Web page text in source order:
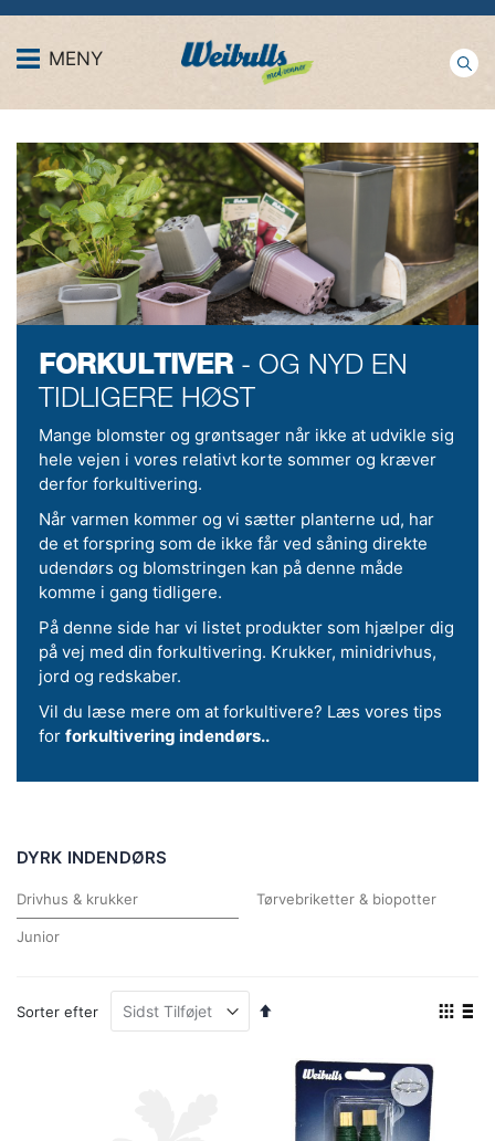
MENY
FORKULTIVER- OG NYD EN
TIDLIGERE HØST
Mange blomster og grøntsager når ikke at udvikle sig
hele vejen i vores relativt korte sommer og kræver
derfor forkultivering.
Når varmen kommer og vi sætter planterne ud, har
de et forspring som de ikke får ved såning direkte
udendørs og blomstringen kan på denne måde
komme i gang tidligere.
På denne side har vi listet produkter som hjælper dig
på vej med din forkultivering. Krukker, minidrivhus,
jord og redskaber.
Vil du læse mere om at forkultivere? Læs vores tips
for forkultivering indendørs..
Sorter efter
Faldende
Vis
DYRK INDENDØRS
Drivhus & krukker Tørvebriketter & biopotter
Junior